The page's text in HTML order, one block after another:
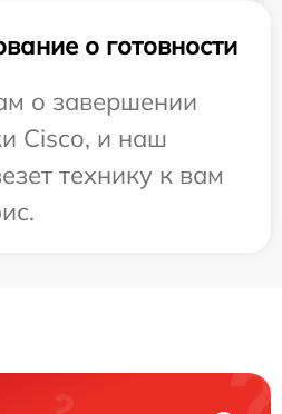
о готовности
о завершении
Cisco, и наш
технику к вам